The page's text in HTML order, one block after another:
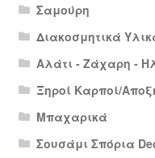
Σαμούρη
Διακοσμητικά
Αλάτι - Ζάχαρη -
Ξηροί Καρποί/
Μπαχαρικά
Σουσάμι Σπόρια